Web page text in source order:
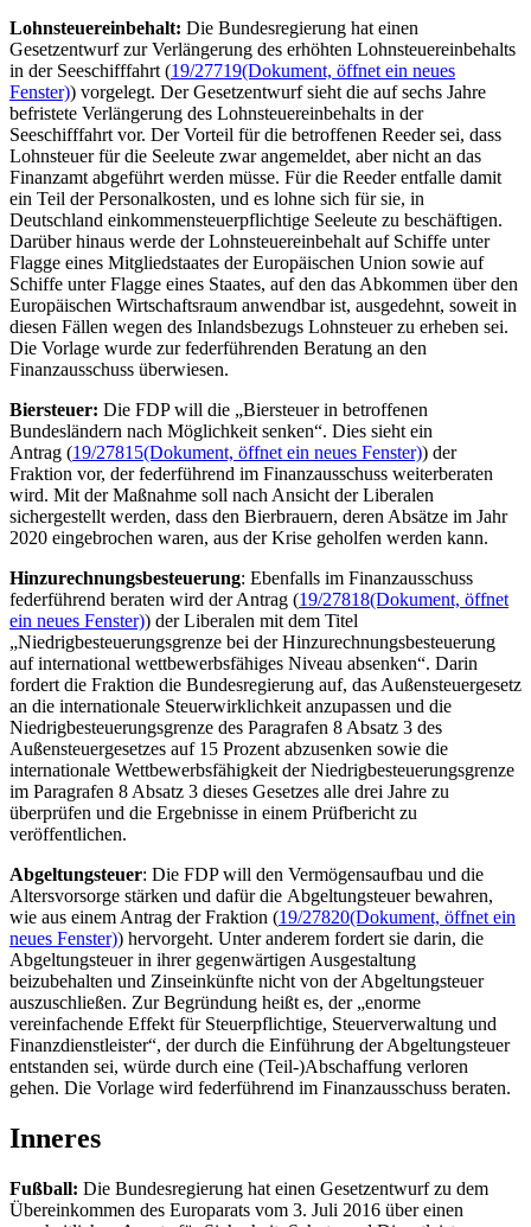
Lohnsteuereinbehalt: Die Bundesregierung hat einen
Gesetzentwurf zur Verlängerung des erhöhten Lohnsteuereinbehalts
in der Seeschifffahrt (19/27719(Dokument, öffnet ein neues
Fenster)) vorgelegt. Der Gesetzentwurf sieht die auf sechs Jahre
befristete Verlängerung des Lohnsteuereinbehalts in der
Seeschifffahrt vor. Der Vorteil für die betroffenen Reeder sei, dass
Lohnsteuer für die Seeleute zwar angemeldet, aber nicht an das
Finanzamt abgeführt werden müsse. Für die Reeder entfalle damit
ein Teil der Personalkosten, und es lohne sich für sie, in
Deutschland einkommensteuerpflichtige Seeleute zu beschäftigen.
Darüber hinaus werde der Lohnsteuereinbehalt auf Schiffe unter
Flagge eines Mitgliedstaates der Europäischen Union sowie auf
Schiffe unter Flagge eines Staates, auf den das Abkommen über den
Europäischen Wirtschaftsraum anwendbar ist, ausgedehnt, soweit in
diesen Fällen wegen des Inlandsbezugs Lohnsteuer zu erheben sei.
Die Vorlage wurde zur federführenden Beratung an den
Finanzausschuss überwiesen.
Biersteuer: Die FDP will die „Biersteuer in betroffenen
Bundesländern nach Möglichkeit senken“. Dies sieht ein
Antrag (19/27815(Dokument, öffnet ein neues Fenster)) der
Fraktion vor, der federführend im Finanzausschuss weiterberaten
wird. Mit der Maßnahme soll nach Ansicht der Liberalen
sichergestellt werden, dass den Bierbrauern, deren Absätze im Jahr
2020 eingebrochen waren, aus der Krise geholfen werden kann.
Hinzurechnungsbesteuerung: Ebenfalls im Finanzausschuss
federführend beraten wird der Antrag (19/27818(Dokument, öffnet
ein neues Fenster)) der Liberalen mit dem Titel
„Niedrigbesteuerungsgrenze bei der Hinzurechnungsbesteuerung
auf international wettbewerbsfähiges Niveau absenken“. Darin
fordert die Fraktion die Bundesregierung auf, das Außensteuergesetz
an die internationale Steuerwirklichkeit anzupassen und die
Niedrigbesteuerungsgrenze des Paragrafen 8 Absatz 3 des
Außensteuergesetzes auf 15 Prozent abzusenken sowie die
internationale Wettbewerbsfähigkeit der Niedrigbesteuerungsgrenze
im Paragrafen 8 Absatz 3 dieses Gesetzes alle drei Jahre zu
überprüfen und die Ergebnisse in einem Prüfbericht zu
veröffentlichen.
Abgeltungsteuer: Die FDP will den Vermögensaufbau und die
Altersvorsorge stärken und dafür die Abgeltungsteuer bewahren,
wie aus einem Antrag der Fraktion (19/27820(Dokument, öffnet ein
neues Fenster)) hervorgeht. Unter anderem fordert sie darin, die
Abgeltungsteuer in ihrer gegenwärtigen Ausgestaltung
beizubehalten und Zinseinkünfte nicht von der Abgeltungsteuer
auszuschließen. Zur Begründung heißt es, der „enorme
vereinfachende Effekt für Steuerpflichtige, Steuerverwaltung und
Finanzdienstleister“, der durch die Einführung der Abgeltungsteuer
entstanden sei, würde durch eine (Teil-)Abschaffung verloren
gehen. Die Vorlage wird federführend im Finanzausschuss beraten.
Inneres
Fußball: Die Bundesregierung hat einen Gesetzentwurf zu dem
Übereinkommen des Europarats vom 3. Juli 2016 über einen